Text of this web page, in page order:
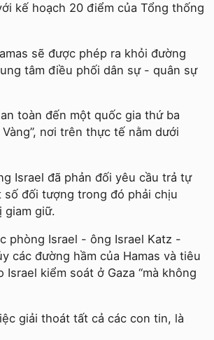
kế hoạch 20 điểm của Tổng thống
sẽ được phép ra khỏi đường
tâm điều phối dân sự - quân sự
toàn đến một quốc gia thứ ba
nơi trên thực tế nằm dưới
Israel đã phản đối yêu cầu trả tự
số đối tượng trong đó phải chịu
giam giữ.
phòng Israel - ông Israel Katz -
các đường hầm của Hamas và tiêu
kiểm soát ở Gaza “mà không
giải thoát tất cả các con tin, là